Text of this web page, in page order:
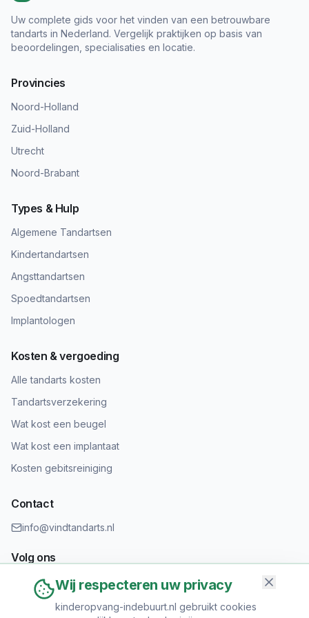
Uw complete gids voor het vinden van een betrouwbare
tandarts in Nederland. Vergelijk praktijken op basis van
beoordelingen, specialisaties en locatie.
Provincies
Noord-Holland
Zuid-Holland
Utrecht
Noord-Brabant
Types & Hulp
Algemene Tandartsen
Kindertandartsen
Angsttandartsen
Spoedtandartsen
Implantologen
Kosten & vergoeding
Alle tandarts kosten
Tandartsverzekering
Wat kost een beugel
Wat kost een implantaat
Kosten gebitsreiniging
Contact
info@vindtandarts.nl
Volg ons
Wij respecteren uw privacy
kinderopvang-indebuurt.nl gebruikt cookies